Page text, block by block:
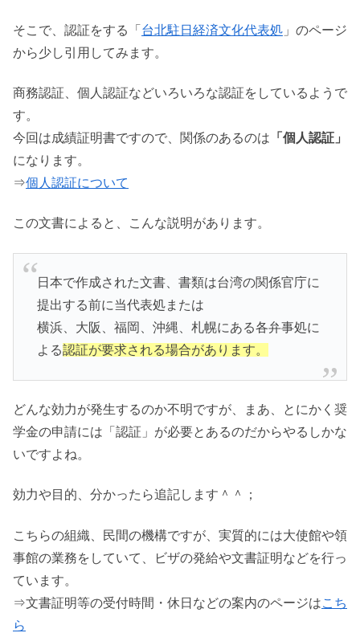
そこで、認証をする「 台北駐日経済文化代表処 」のページ
から少し引用してみます。
商務認証、個人認証などいろいろな認証をしているようで
す。
今回は成績証明書ですので、関係のあるのは 「個人認証」
になります。
⇒個人認証について
この文書によると、こんな説明があります。
日本で作成された文書、書類は台湾の関係官庁に
提出する前に当代表処または
横浜、大阪、福岡、沖縄、札幌にある各弁事処に
よる認証が要求される場合があります。
どんな効力が発生するのか不明ですが、まあ、とにかく奨
学金の申請には「認証」が必要とあるのだからやるしかな
いですよね。
効力や目的、分かったら追記します＾＾；
こちらの組織、民間の機構ですが、実質的には大使館や領
事館の業務をしていて、ビザの発給や文書証明などを行っ
ています。
⇒文書証明等の受付時間・休日などの案内のページはこち
ら